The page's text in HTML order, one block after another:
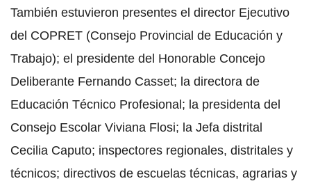
También estuvieron presentes el director Ejecutivo
del COPRET (Consejo Provincial de Educación y
Trabajo); el presidente del Honorable Concejo
Deliberante Fernando Casset; la directora de
Educación Técnico Profesional; la presidenta del
Consejo Escolar Viviana Flosi; la Jefa distrital
Cecilia Caputo; inspectores regionales, distritales y
técnicos; directivos de escuelas técnicas, agrarias y